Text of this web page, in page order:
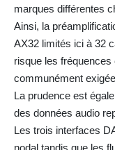
marques différentes
Ainsi, la
AX32 limités ici à 32
risque les fréquences
communément
La prudence est
des données audio
Les trois interfaces